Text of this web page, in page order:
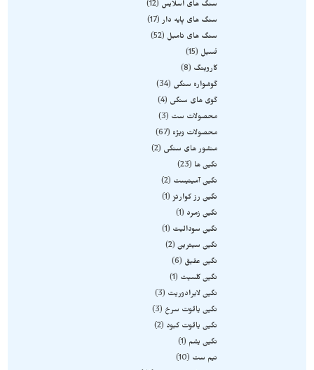
سنگ های اسلایس
12
سنگ های پایه دار 17
سنگ های تامبل
52
فسیل
15
کاروینگ
8
گوشواره سنگی
34
گوی های سنگی
4
محصولات ست
3
محصولات ویژه
67
منشور های سنگی
2
نگین ها
23
نگین آمیتیست
2
نگین رز کوارتز 1
نگین زمرد
1
نگین سودالیت
1
نگین سیترین 2
نگین عقیق
6
نگین کلسیت
1
نگین لابرادوریت
3
نگین یاقوت سرخ
3
نگین یاقوت کبود
2
نگین یشم
1
نیم ست
10